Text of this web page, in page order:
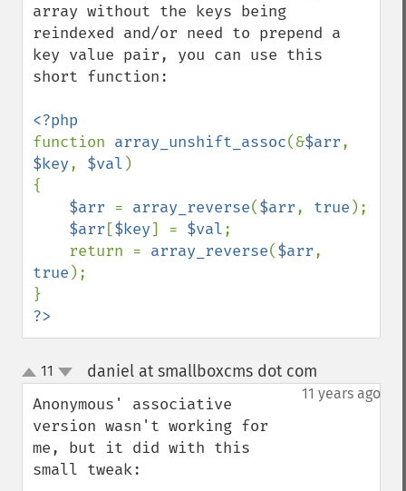
array without the keys being
reindexed and/or need to prepend a
key value pair, you can use this
short function:
function array_unshift_assoc(&$arr
$key, $val )
{
$arr = array_reverse($arr, true );
$arr [$key] = $val;
    return =
array_reverse($arr
true );
?>
up
down
11 daniel at smallboxcms dot com
11 years ago
Anonymous' associative
version wasn't working for
me, but it did with this
small tweak: